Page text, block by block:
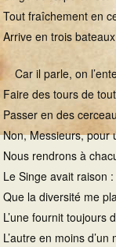
Tout fraîchement en
Arrive en trois
Car il parle, on
Faire des tours de
Passer en des
Non, Messieurs, pour
Nous rendrons à
Le Singe avait raison :
Que la diversité me
L’une fournit toujours
L’autre en moins